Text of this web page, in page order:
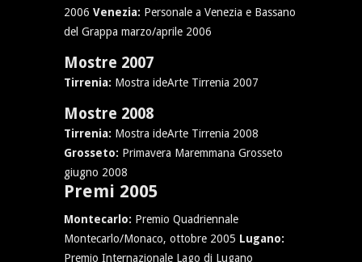
2006 Venezia: Personale a Venezia e Bassano
del Grappa marzo/aprile 2006
Mostre 2007
Tirrenia: Mostra ideArte Tirrenia 2007
Mostre 2008
Tirrenia: Mostra ideArte Tirrenia 2008
Grosseto: Primavera Maremmana Grosseto
giugno 2008
Premi 2005
Montecarlo: Premio Quadriennale
Montecarlo/Monaco, ottobre 2005 Lugano:
Premio Internazionale Lago di Lugano